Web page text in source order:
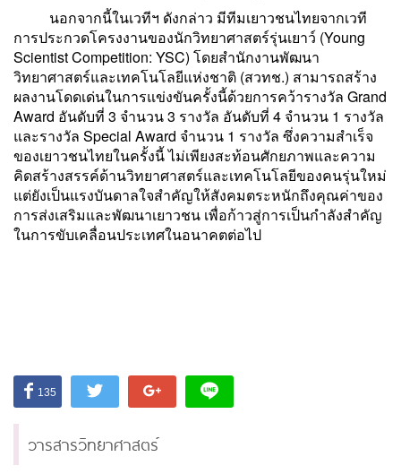
นอกจากนี้ในเวทีฯ ดังกล่าว มีทีมเยาวชนไทยจากเวที
การประกวดโครงงานของนักวิทยาศาสตร์รุ่นเยาว์ (Young
Scientist Competition: YSC) โดยสำนักงานพัฒนา
วิทยาศาสตร์และเทคโนโลยีแห่งชาติ (สวทช.) สามารถสร้าง
ผลงานโดดเด่นในการแข่งขันครั้งนี้ด้วยการคว้ารางวัล Grand
Award อันดับที่ 3 จำนวน 3 รางวัล อันดับที่ 4 จำนวน 1 รางวัล
และรางวัล Special Award จำนวน 1 รางวัล ซึ่งความสำเร็จ
ของเยาวชนไทยในครั้งนี้ ไม่เพียงสะท้อนศักยภาพและความ
คิดสร้างสรรค์ด้านวิทยาศาสตร์และเทคโนโลยีของคนรุ่นใหม่
แต่ยังเป็นแรงบันดาลใจสำคัญให้สังคมตระหนักถึงคุณค่าของ
การส่งเสริมและพัฒนาเยาวชน เพื่อก้าวสู่การเป็นกำลังสำคัญ
ในการขับเคลื่อนประเทศในอนาคตต่อไป
135
วารสารวิทยาศาสตร์